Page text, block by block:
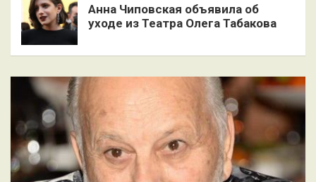
Анна Чиповская объявила об
уходе из Театра Олега Табакова